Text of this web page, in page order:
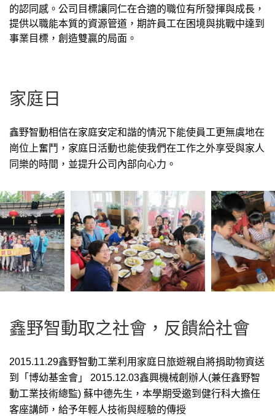
的認同感。公司目標讓同仁在合適的職位有所發揮與成長，
提供以職能本質的資源管道，期許員工在困境與挑戰中達到
事業目標，創造雙贏的局面。
家庭日
鑫野智動相信在家庭安定和諧的情況下能使員工更無虞地在
崗位上奮鬥，家庭日活動也能使我們在工作之外享受與家人
同樂的時間，並提升公司內部向心力。
鑫野智動取之社會，反饋給社會
2015.11.29鑫野智動工業利用家庭日旅遊親自將捐助物資送
到「博幼基金會」 2015.12.03鑫興機械創辦人(兼任鑫野智
動工業技術總監) 蘇中德先生，本學期受邀到健行科大擔任
客座講師，給予年輕人技術與經驗的傳授